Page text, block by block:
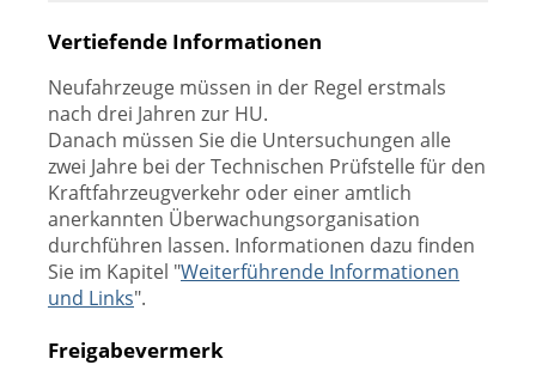
Vertiefende Informationen
Neufahrzeuge müssen in der Regel erstmals
nach drei Jahren zur HU.
Danach müssen Sie die Untersuchungen alle
zwei Jahre bei der Technischen Prüfstelle für den
Kraftfahrzeugverkehr oder einer amtlich
anerkannten Überwachungsorganisation
durchführen lassen. Informationen dazu finden
Sie im Kapitel "Weiterführende Informationen
und Links".
Freigabevermerk